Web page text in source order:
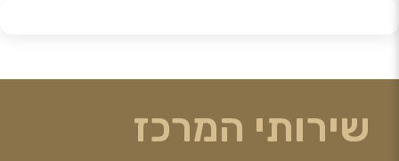
שירותי המרכז